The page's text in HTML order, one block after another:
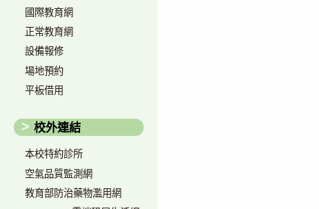
國際教育網
正常教育網
設備報修
場地預約
平板借用
校外連結
本校特約診所
空氣品質監測網
教育部防治藥物濫用網